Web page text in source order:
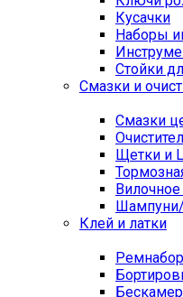
Кусачки
Наборы
Стойки
Смазки и
Смазки
Щетки и
Клей и латки